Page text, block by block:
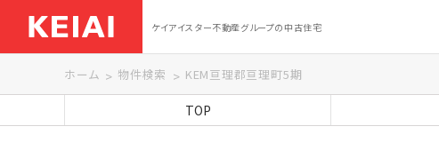
ケイアイスター不動産グループの中古住宅
ホーム 物件検索 KEM亘理郡亘理町5期
TOP